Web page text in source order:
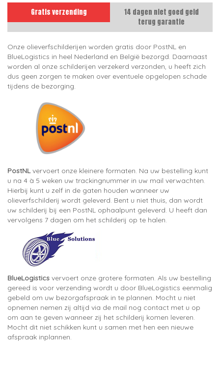
Gratis verzending
14 dagen niet goed geld
terug garantie
Onze olieverfschilderijen worden gratis door PostNL en
BlueLogistics in heel Nederland en België bezorgd. Daarnaast
worden al onze schilderijen verzekerd verzonden, u heeft zich
dus geen zorgen te maken over eventuele opgelopen schade
tijdens de bezorging.
PostNLvervoert onze kleinere formaten. Na uw bestelling kunt
u na 4 à 5 weken uw trackingnummer in uw mail verwachten.
Hierbij kunt u zelf in de gaten houden wanneer uw
olieverfschilderij wordt geleverd. Bent u niet thuis, dan wordt
uw schilderij bij een PostNL ophaalpunt geleverd. U heeft dan
vervolgens 7 dagen om het schilderij op te halen.
BlueLogistics vervoert onze grotere formaten. Als uw bestelling
gereed is voor verzending wordt u door BlueLogistics eenmalig
gebeld om uw bezorgafspraak in te plannen. Mocht u niet
opnemen nemen zij altijd via de mail nog contact met u op
om aan te geven wanneer zij het schilderij komen leveren.
Mocht dit niet schikken kunt u samen met hen een nieuwe
afspraak inplannen.